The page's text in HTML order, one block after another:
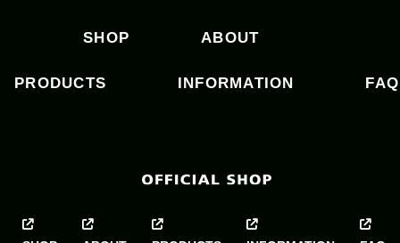
ン
SHOP ABOUT
PRODUCTS INFORMATION FAQ